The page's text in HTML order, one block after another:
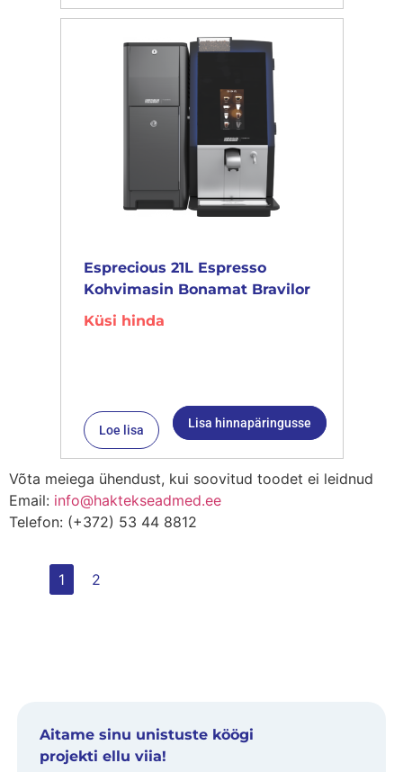
Esprecious 21L Espresso
Kohvimasin Bonamat Bravilor
Küsi hinda
Loe lisa Lisa hinnapäringusse
Võta meiega ühendust, kui soovitud toodet ei leidnud
Email: info@haktekseadmed.ee
Telefon: (+372) 53 44 8812
1 2
Aitame sinu unistuste köögi
projekti ellu viia!